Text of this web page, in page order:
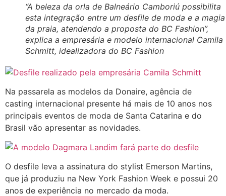
“A beleza da orla de Balneário Camboriú possibilita
esta integração entre um desfile de moda e a magia
da praia, atendendo a proposta do BC Fashion”,
explica a empresária e modelo internacional Camila
Schmitt, idealizadora do BC Fashion
Na passarela as modelos da Donaire, agência de
casting internacional presente há mais de 10 anos nos
principais eventos de moda de Santa Catarina e do
Brasil vão apresentar as novidades.
O desfile leva a assinatura do stylist Emerson Martins,
que já produziu na New York Fashion Week e possui 20
anos de experiência no mercado da moda.